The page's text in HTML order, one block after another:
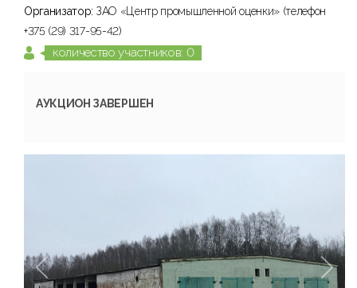
Организатор: ЗАО «Центр промышленной оценки» (телефон
+375 (29) 317-95-42)
количество участников: 0
АУКЦИОН ЗАВЕРШЕН